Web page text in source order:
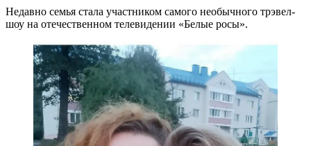
Недавно семья стала участником самого необычного трэвел-
шоу на отечественном телевидении «Белые росы».